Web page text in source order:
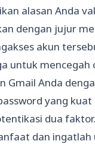
alasan Anda
dengan jujur
akun
untuk mencegah
Gmail Anda
yang kuat
dua
dan ingatlah